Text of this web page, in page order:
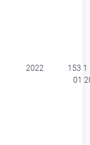
2022
153 1
01